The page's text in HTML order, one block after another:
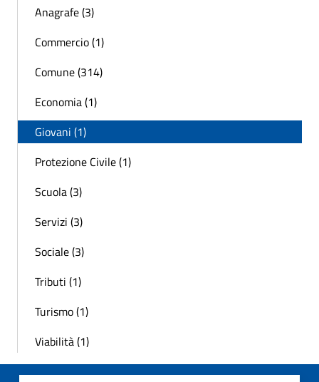
Anagrafe (3)
Commercio (1)
Comune (314)
Economia (1)
Giovani (1)
Protezione Civile (1)
Scuola (3)
Servizi (3)
Sociale (3)
Tributi (1)
Turismo (1)
Viabilità (1)